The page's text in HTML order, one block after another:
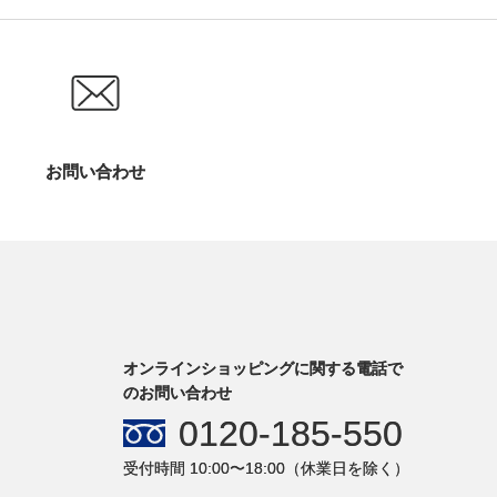
お問い合わせ
オンラインショッピングに関する電話で
のお問い合わせ
0120-185-550
受付時間 10:00〜18:00（休業日を除く）